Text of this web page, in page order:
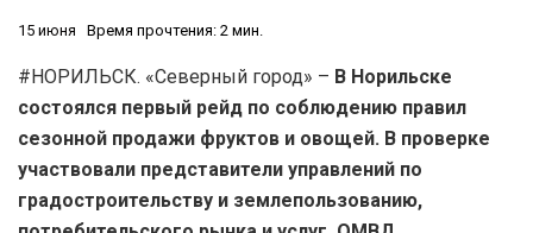
15 июня Время прочтения: 2 мин.
#НОРИЛЬСК. «Северный город» – В Норильске
состоялся первый рейд по соблюдению правил
сезонной продажи фруктов и овощей. В проверке
участвовали представители управлений по
градостроительству и землепользованию,